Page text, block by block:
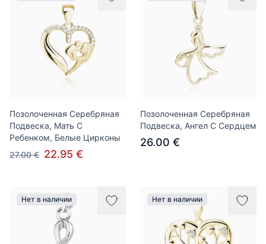
Позолоченная Серебряная
Подвеска, Мать С
Ребенком, Белые Цирконы
27.00 € 22.95 €
Позолоченная Серебряная
Подвеска, Ангел С Сердцем
26.00 €
Нет в наличии Нет в наличии